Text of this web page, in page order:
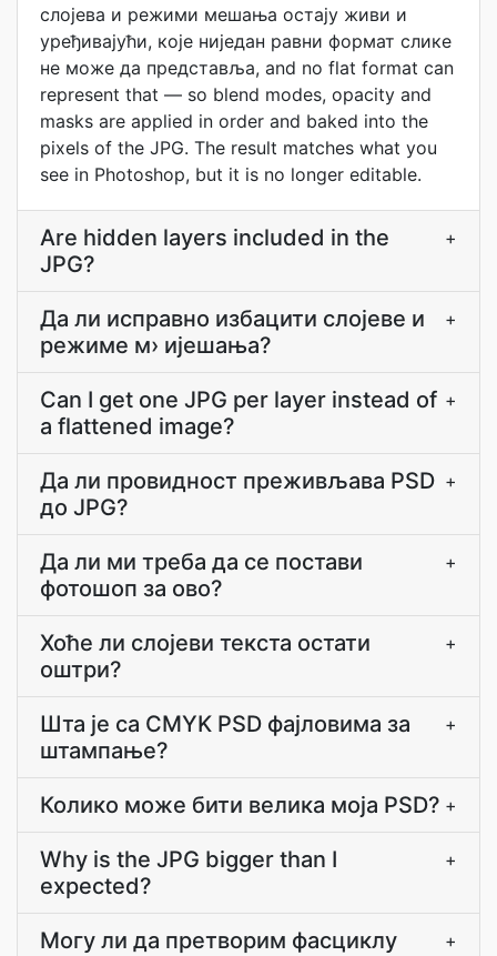
слојева и режими мешања остају живи и
уређивајући, које ниједан равни формат слике
не може да представља, and no flat format can
represent that — so blend modes, opacity and
masks are applied in order and baked into the
pixels of the JPG. The result matches what you
see in Photoshop, but it is no longer editable.
Are hidden layers included in the
JPG?
+
Да ли исправно избацити слојеве и
режиме м› ијешања?
+
Can I get one JPG per layer instead of
a flattened image?
+
Да ли провидност преживљава PSD
до JPG?
+
Да ли ми треба да се постави
фотошоп за ово?
+
Хоће ли слојеви текста остати
оштри?
+
Шта је са CMYK PSD фајловима за
штампање?
+
Колико може бити велика моја PSD? +
Why is the JPG bigger than I
expected?
+
Могу ли да претворим фасциклу
+